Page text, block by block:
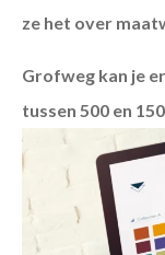
ze het over
Grofweg kan je
tussen 500 en